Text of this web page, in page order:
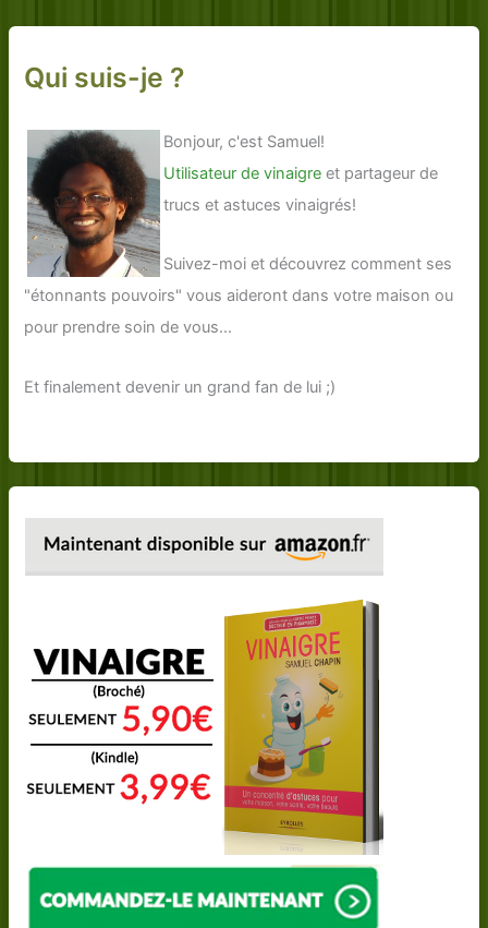
Qui suis-je ?
Bonjour, c'est Samuel!
Utilisateur de vinaigre et partageur de
trucs et astuces vinaigrés!
Suivez-moi et découvrez comment ses
"étonnants pouvoirs" vous aideront dans votre maison ou
pour prendre soin de vous...
Et finalement devenir un grand fan de lui ;)